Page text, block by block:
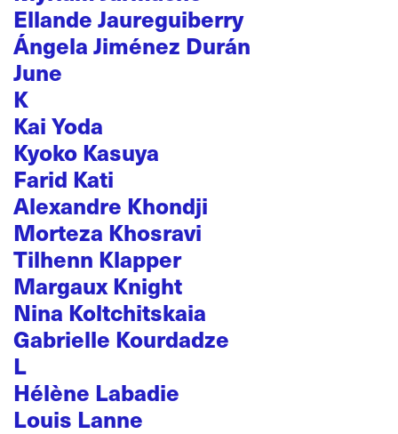
Ellande Jaureguiberry
Ángela Jiménez Durán
June
K
Kai Yoda
Kyoko Kasuya
Farid Kati
Alexandre Khondji
Morteza Khosravi
Tilhenn Klapper
Margaux Knight
Nina Koltchitskaia
Gabrielle Kourdadze
L
Hélène Labadie
Louis Lanne